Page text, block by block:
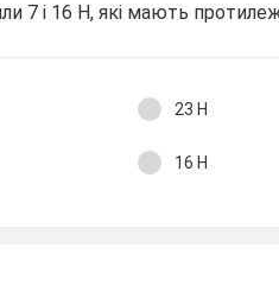
7 і 16 Н, які мають
23 Н
16 Н